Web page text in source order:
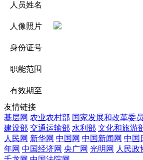
人员姓名
人像照片
身份证号
职能范围
有效期至
友情链接
基层网 农业农村部 国家发展和改革委
建设部 交通运输部 水利部 文化和旅游
人民网 新华网 中国网 中国新闻网 中国
年网 中国经济网 央广网 光明网 人民政